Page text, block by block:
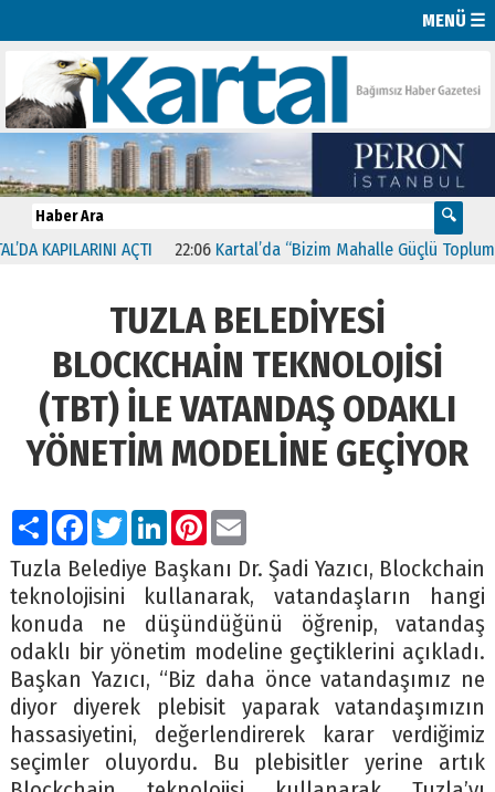
MENÜ ☰
AÇTI 22:06 Kartal’da “Bizim Mahalle Güçlü Toplum”
TUZLA BELEDİYESİ
BLOCKCHAİN TEKNOLOJİSİ
(TBT) İLE VATANDAŞ ODAKLI
YÖNETİM MODELİNE GEÇİYOR
PaylaşFacebook
TwitterLinkedIn
Pinterest
Email
Tuzla Belediye Başkanı Dr. Şadi Yazıcı, Blockchain
teknolojisini kullanarak, vatandaşların hangi
konuda ne düşündüğünü öğrenip, vatandaş
odaklı bir yönetim modeline geçtiklerini açıkladı.
Başkan Yazıcı, “Biz daha önce vatandaşımız ne
diyor diyerek plebisit yaparak vatandaşımızın
hassasiyetini, değerlendirerek karar verdiğimiz
seçimler oluyordu. Bu plebisitler yerine artık